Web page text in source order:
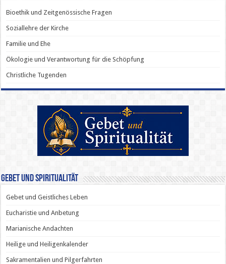
Bioethik und Zeitgenössische Fragen
Soziallehre der Kirche
Familie und Ehe
Ökologie und Verantwortung für die Schöpfung
Christliche Tugenden
Gebet und Spiritualität
Gebet und Geistliches Leben
Eucharistie und Anbetung
Marianische Andachten
Heilige und Heiligenkalender
Sakramentalien und Pilgerfahrten